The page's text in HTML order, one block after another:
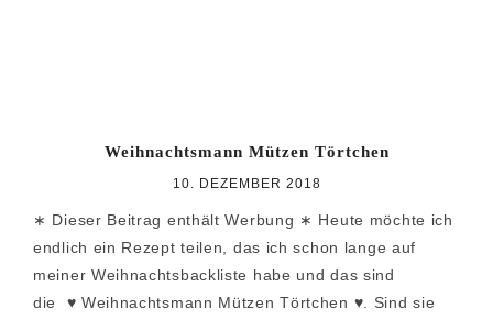
Weihnachtsmann Mützen Törtchen
10. DEZEMBER 2018
∗ Dieser Beitrag enthält Werbung ∗ Heute möchte ich
endlich ein Rezept teilen, das ich schon lange auf
meiner Weihnachtsbackliste habe und das sind
die ♥ Weihnachtsmann Mützen Törtchen ♥. Sind sie